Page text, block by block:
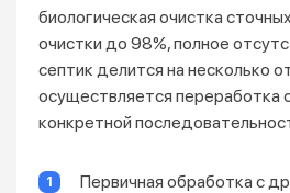
биологическая очистка
очистки до 98%, полное
септик делится на несколько
осуществляется переработка
конкретной
Первичная обработка с